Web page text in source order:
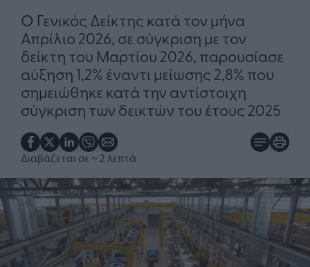
Ο Γενικός Δείκτης κατά τον μήνα
Απρίλιο 2026, σε σύγκριση με τον
δείκτη του Μαρτίου 2026, παρουσίασε
αύξηση 1,2% έναντι μείωσης 2,8% που
σημειώθηκε κατά την αντίστοιχη
σύγκριση των δεικτών του έτους 2025
Διαβάζεται σε ~ 2 λεπτά